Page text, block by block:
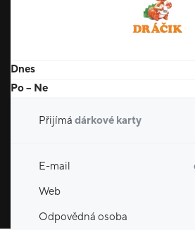
Dnes
Po – Ne
Přijímá dárkové karty
E-mail
Web
Odpovědná osoba